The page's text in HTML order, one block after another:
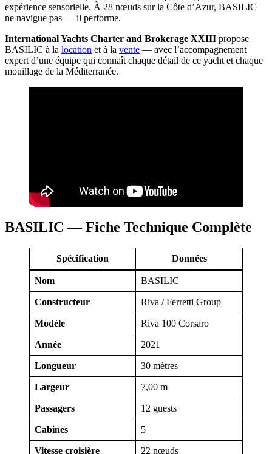
expérience sensorielle. À 28 nœuds sur la Côte d’Azur, BASILIC
ne navigue pas — il performe.
International Yachts Charter and Brokerage XXIII propose
BASILIC à la location et à la vente — avec l’accompagnement
expert d’une équipe qui connaît chaque détail de ce yacht et chaque
mouillage de la Méditerranée.
BASILIC — Fiche Technique Complète
Spécification Données
Nom BASILIC
Constructeur Riva / Ferretti Group
Modèle Riva 100 Corsaro
Année 2021
Longueur 30 mètres
Largeur 7,00 m
Passagers 12 guests
Cabines 5
Vitesse croisière 22 nœuds